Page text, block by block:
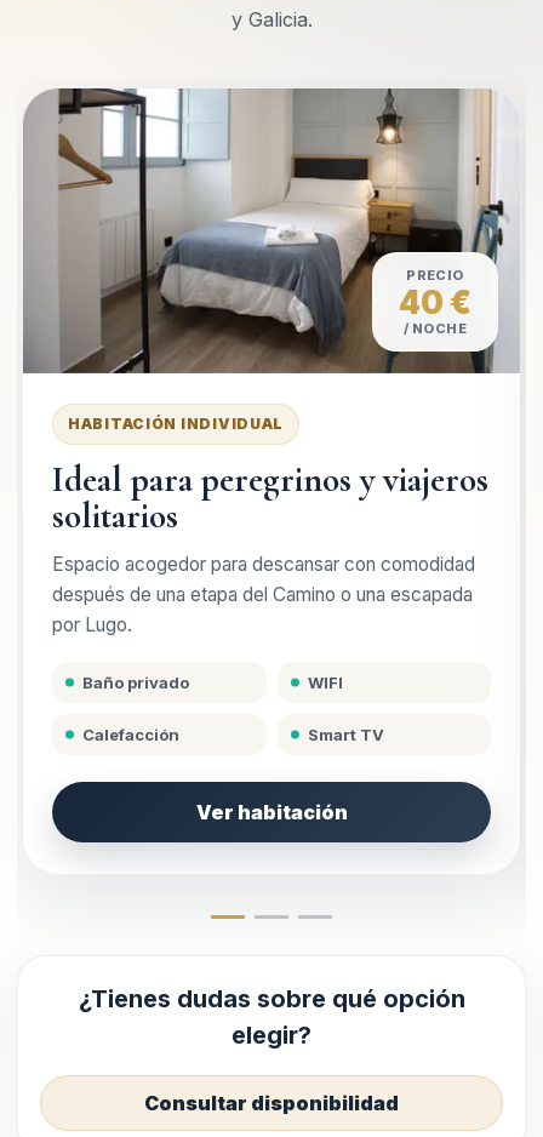
y Galicia.
PRECIO
40 €
/ NOCHE
HABITACIÓN INDIVIDUAL
Ideal para peregrinos y viajeros
solitarios
Espacio acogedor para descansar con comodidad
después de una etapa del Camino o una escapada
por Lugo.
Baño privado WIFI
Calefacción Smart TV
Ver habitación
¿Tienes dudas sobre qué opción
elegir?
Consultar disponibilidad